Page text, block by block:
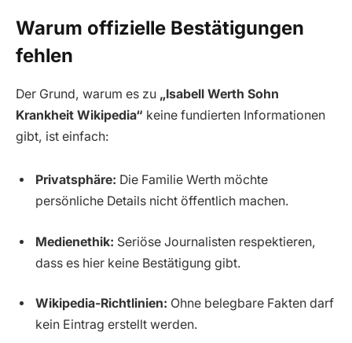
Warum offizielle Bestätigungen
fehlen
Der Grund, warum es zu „Isabell Werth Sohn
Krankheit Wikipedia“ keine fundierten Informationen
gibt, ist einfach:
Privatsphäre: Die Familie Werth möchte
persönliche Details nicht öffentlich machen.
Medienethik: Seriöse Journalisten respektieren,
dass es hier keine Bestätigung gibt.
Wikipedia-Richtlinien: Ohne belegbare Fakten darf
kein Eintrag erstellt werden.